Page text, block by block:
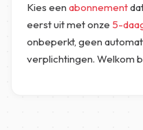
Kies een abonnement
eerst uit met onze 5-
onbeperkt, geen
verplichtingen. Welkom